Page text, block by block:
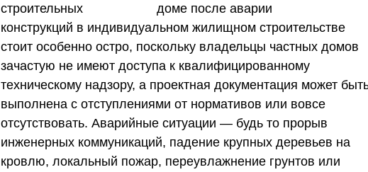
строительных
конструкций в индивидуальном жилищном строительстве
стоит особенно остро, поскольку владельцы частных домов
зачастую не имеют доступа к квалифицированному
техническому надзору, а проектная документация может
выполнена с отступлениями от нормативов или вовсе
отсутствовать. Аварийные ситуации — будь то прорыв
инженерных коммуникаций, падение крупных деревьев на
кровлю, локальный пожар, переувлажнение грунтов или